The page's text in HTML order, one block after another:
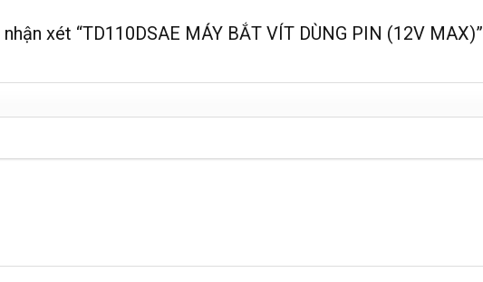
xét “TD110DSAE MÁY BẮT VÍT DÙNG PIN (12V MAX)”